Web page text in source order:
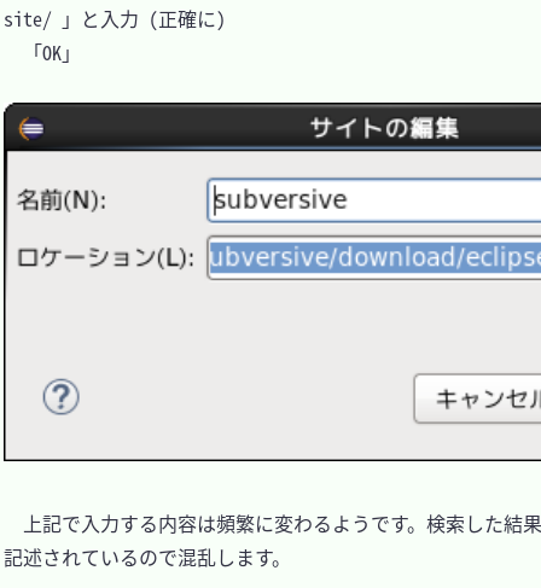
site/ 」と入力 (正確に)
「OK」
上記で入力する内容は頻繁に変わるようです。検索した結
記述されているので混乱します。